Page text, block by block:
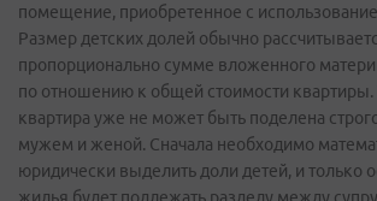
помещение, приобретенное с
Размер детских долей обычно
пропорционально сумме вложенного
по отношению к общей стоимости квартиры.
квартира уже не может быть поделена
мужем и женой. Сначала необходимо
юридически выделить доли детей, и только
жилья будет подлежать разделу между